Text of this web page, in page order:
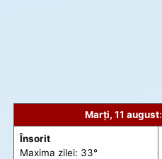
Marți, 11 august:
Însorit
Maxima zilei: 33°